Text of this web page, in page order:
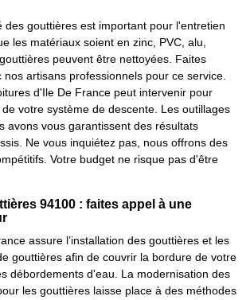
des gouttières est important pour l'entretien
les matériaux soient en zinc, PVC, alu,
peuvent être nettoyées. Faites
artisans professionnels pour ce service.
d'Ile De France peut intervenir pour
votre système de descente. Les outillages
avons vous garantissent des résultats
Ne vous inquiétez pas, nous offrons des
Votre budget ne risque pas d'être
94100 : faites appel à une
assure l’installation des gouttières et les
gouttières afin de couvrir la bordure de votre
débordements d'eau. La modernisation des
les gouttières laisse place à des méthodes